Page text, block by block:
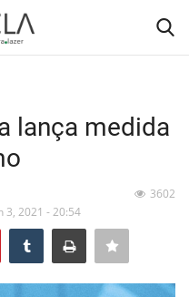
lança medida
3, 2021 - 20:54
3602